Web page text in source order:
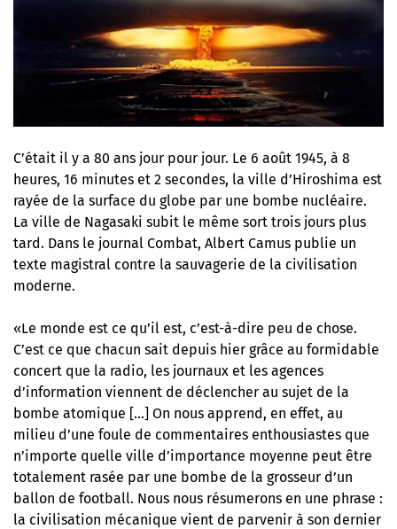
C’était il y a 80 ans jour pour jour. Le 6 août 1945, à 8
heures, 16 minutes et 2 secondes, la ville d’Hiroshima est
rayée de la surface du globe par une bombe nucléaire.
La ville de Nagasaki subit le même sort trois jours plus
tard. Dans le journal Combat, Albert Camus publie un
texte magistral contre la sauvagerie de la civilisation
moderne.
«Le monde est ce qu’il est, c’est-à-dire peu de chose.
C’est ce que chacun sait depuis hier grâce au formidable
concert que la radio, les journaux et les agences
d’information viennent de déclencher au sujet de la
bombe atomique […] On nous apprend, en effet, au
milieu d’une foule de commentaires enthousiastes que
n’importe quelle ville d’importance moyenne peut être
totalement rasée par une bombe de la grosseur d’un
ballon de football. Nous nous résumerons en une phrase :
la civilisation mécanique vient de parvenir à son dernier